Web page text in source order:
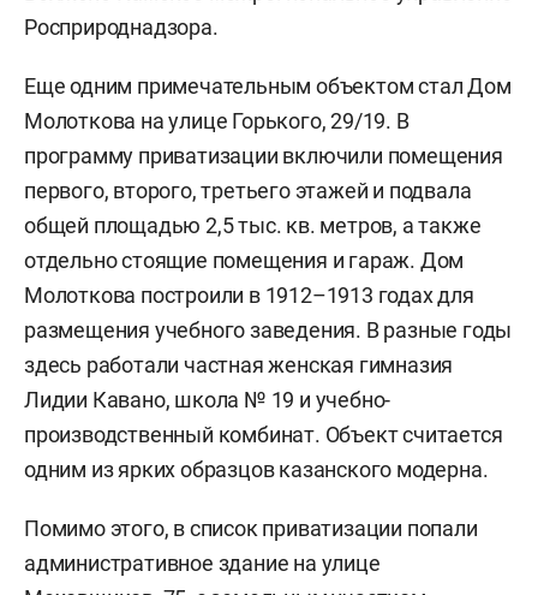
Росприроднадзора.
Еще одним примечательным объектом стал Дом
Молоткова на улице Горького, 29/19. В
программу приватизации включили помещения
первого, второго, третьего этажей и подвала
общей площадью 2,5 тыс. кв. метров, а также
отдельно стоящие помещения и гараж. Дом
Молоткова построили в 1912–1913 годах для
размещения учебного заведения. В разные годы
здесь работали частная женская гимназия
Лидии Кавано, школа № 19 и учебно-
производственный комбинат. Объект считается
одним из ярких образцов казанского модерна.
Помимо этого, в список приватизации попали
административное здание на улице